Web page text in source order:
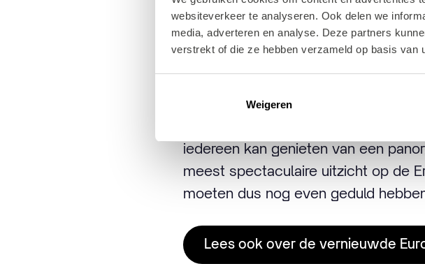
websiteverkeer te analyseren. Ook delen we
media, adverteren en analyse. Deze partners
verstrekt of die ze hebben verzameld op basis van
Weigeren
bijzondere diner-experience hand in
hoogte.
Ook voor wie niet direct van plan
vanaf eind 2024 te bezoeken om
wow-effect te beleven. De locatie
iedereen kan genieten van een
meest spectaculaire uitzicht op de
moeten dus nog even geduld
Lees ook over de vernieuwde